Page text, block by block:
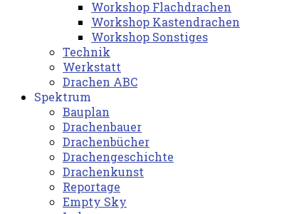
Workshop Flachdrachen
Workshop Kastendrachen
Workshop Sonstiges
Technik
Werkstatt
Drachen ABC
Spektrum
Bauplan
Drachenbauer
Drachenbücher
Drachengeschichte
Drachenkunst
Reportage
Empty Sky